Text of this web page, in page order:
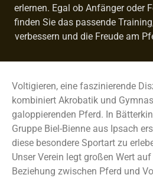
erlernen. Egal ob Anfänger oder
finden Sie das passende
verbessern und die Freude am
Voltigieren, eine faszinierende
kombiniert Akrobatik und
galoppierenden Pferd. In
Gruppe Biel-Bienne aus Ipsach
diese besondere Sportart zu
Unser Verein legt großen Wert
Beziehung zwischen Pferd und